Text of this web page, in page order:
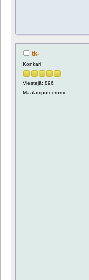
tk-
Konkari
Viestejä: 896
Maalämpöfoorumi